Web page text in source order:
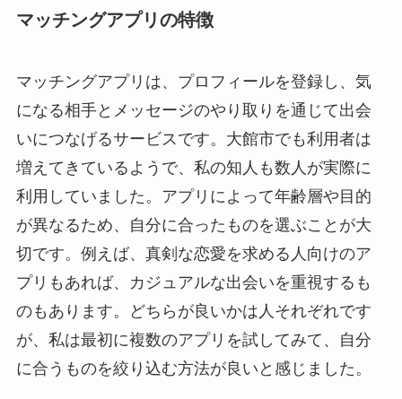
マッチングアプリの特徴
マッチングアプリは、プロフィールを登録し、気
になる相手とメッセージのやり取りを通じて出会
いにつなげるサービスです。大館市でも利用者は
増えてきているようで、私の知人も数人が実際に
利用していました。アプリによって年齢層や目的
が異なるため、自分に合ったものを選ぶことが大
切です。例えば、真剣な恋愛を求める人向けのア
プリもあれば、カジュアルな出会いを重視するも
のもあります。どちらが良いかは人それぞれです
が、私は最初に複数のアプリを試してみて、自分
に合うものを絞り込む方法が良いと感じました。